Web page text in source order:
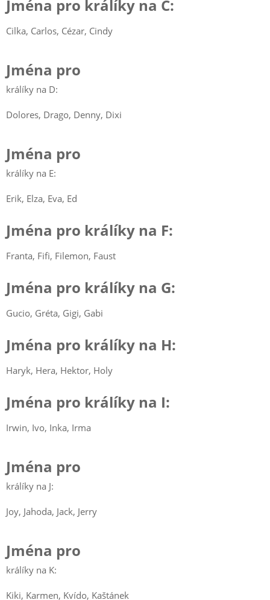
Jména pro králíky na C:
Cilka, Carlos, Cézar, Cindy
Jména pro
králíky na D:
Dolores, Drago, Denny, Dixi
Jména pro
králíky na E:
Erik, Elza, Eva, Ed
Jména pro králíky na F:
Franta, Fifi, Filemon, Faust
Jména pro králíky na G:
Gucio, Gréta, Gigi, Gabi
Jména pro králíky na H:
Haryk, Hera, Hektor, Holy
Jména pro králíky na I:
Irwin, Ivo, Inka, Irma
Jména pro
králíky na J:
Joy, Jahoda, Jack, Jerry
Jména pro
králíky na K:
Kiki, Karmen, Kvído, Kaštánek